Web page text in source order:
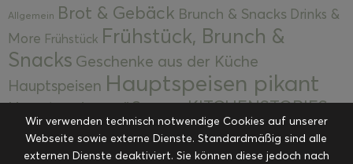
Allgemein Brot & Gebäck Brunch & Snacks Drinks &
More Frühstück Frühstück, Brunch &
Snacks Geschenke aus der Küche
Hauptspeisen Hauptspeisen pikant
Hauptspeisen süßKekseKITCHENSTORIES
Kuchen, Torten & Desserts Kuchen und
Desserts Kulinarik Kulinarische Mitbringsel &
Wir verwenden technisch notwendige Cookies auf unserer
Webseite sowie externe Dienste. Standardmäßig sind alle
externen Dienste deaktiviert. Sie können diese jedoch nach